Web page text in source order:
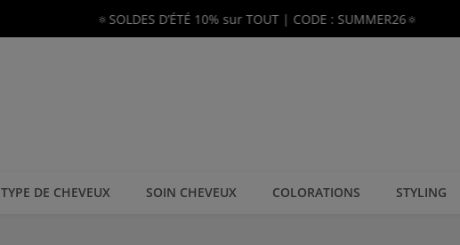
🔅SOLDES D’ÉTÉ 10% sur TOUT | CODE : SUMMER26🔅
TYPE DE CHEVEUX SOIN CHEVEUX COLORATIONS STYLING